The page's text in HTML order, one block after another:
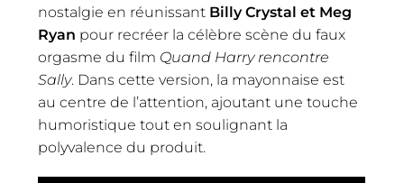
nostalgie en réunissant Billy Crystal et Meg
Ryan pour recréer la célèbre scène du faux
orgasme du film Quand Harry rencontre
Sally. Dans cette version, la mayonnaise est
au centre de l’attention, ajoutant une touche
humoristique tout en soulignant la
polyvalence du produit.